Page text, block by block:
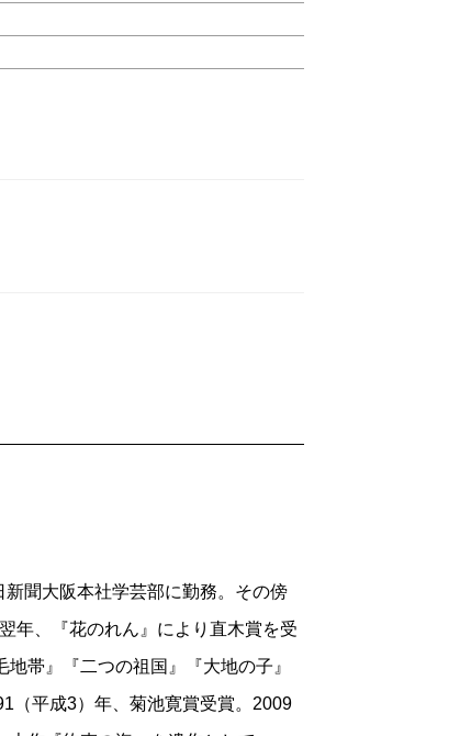
新聞大阪本社学芸部に勤務。その傍
年、『花のれん』により直木賞を受
帯』『二つの祖国』『大地の子』
（平成3）年、菊池寛賞受賞。2009